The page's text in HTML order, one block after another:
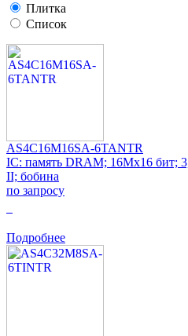
Плитка
Список
AS4C16M16SA-6TANTR
IC: память DRAM; 16Mx16 бит;
II; бобина
по запросу
Подробнее